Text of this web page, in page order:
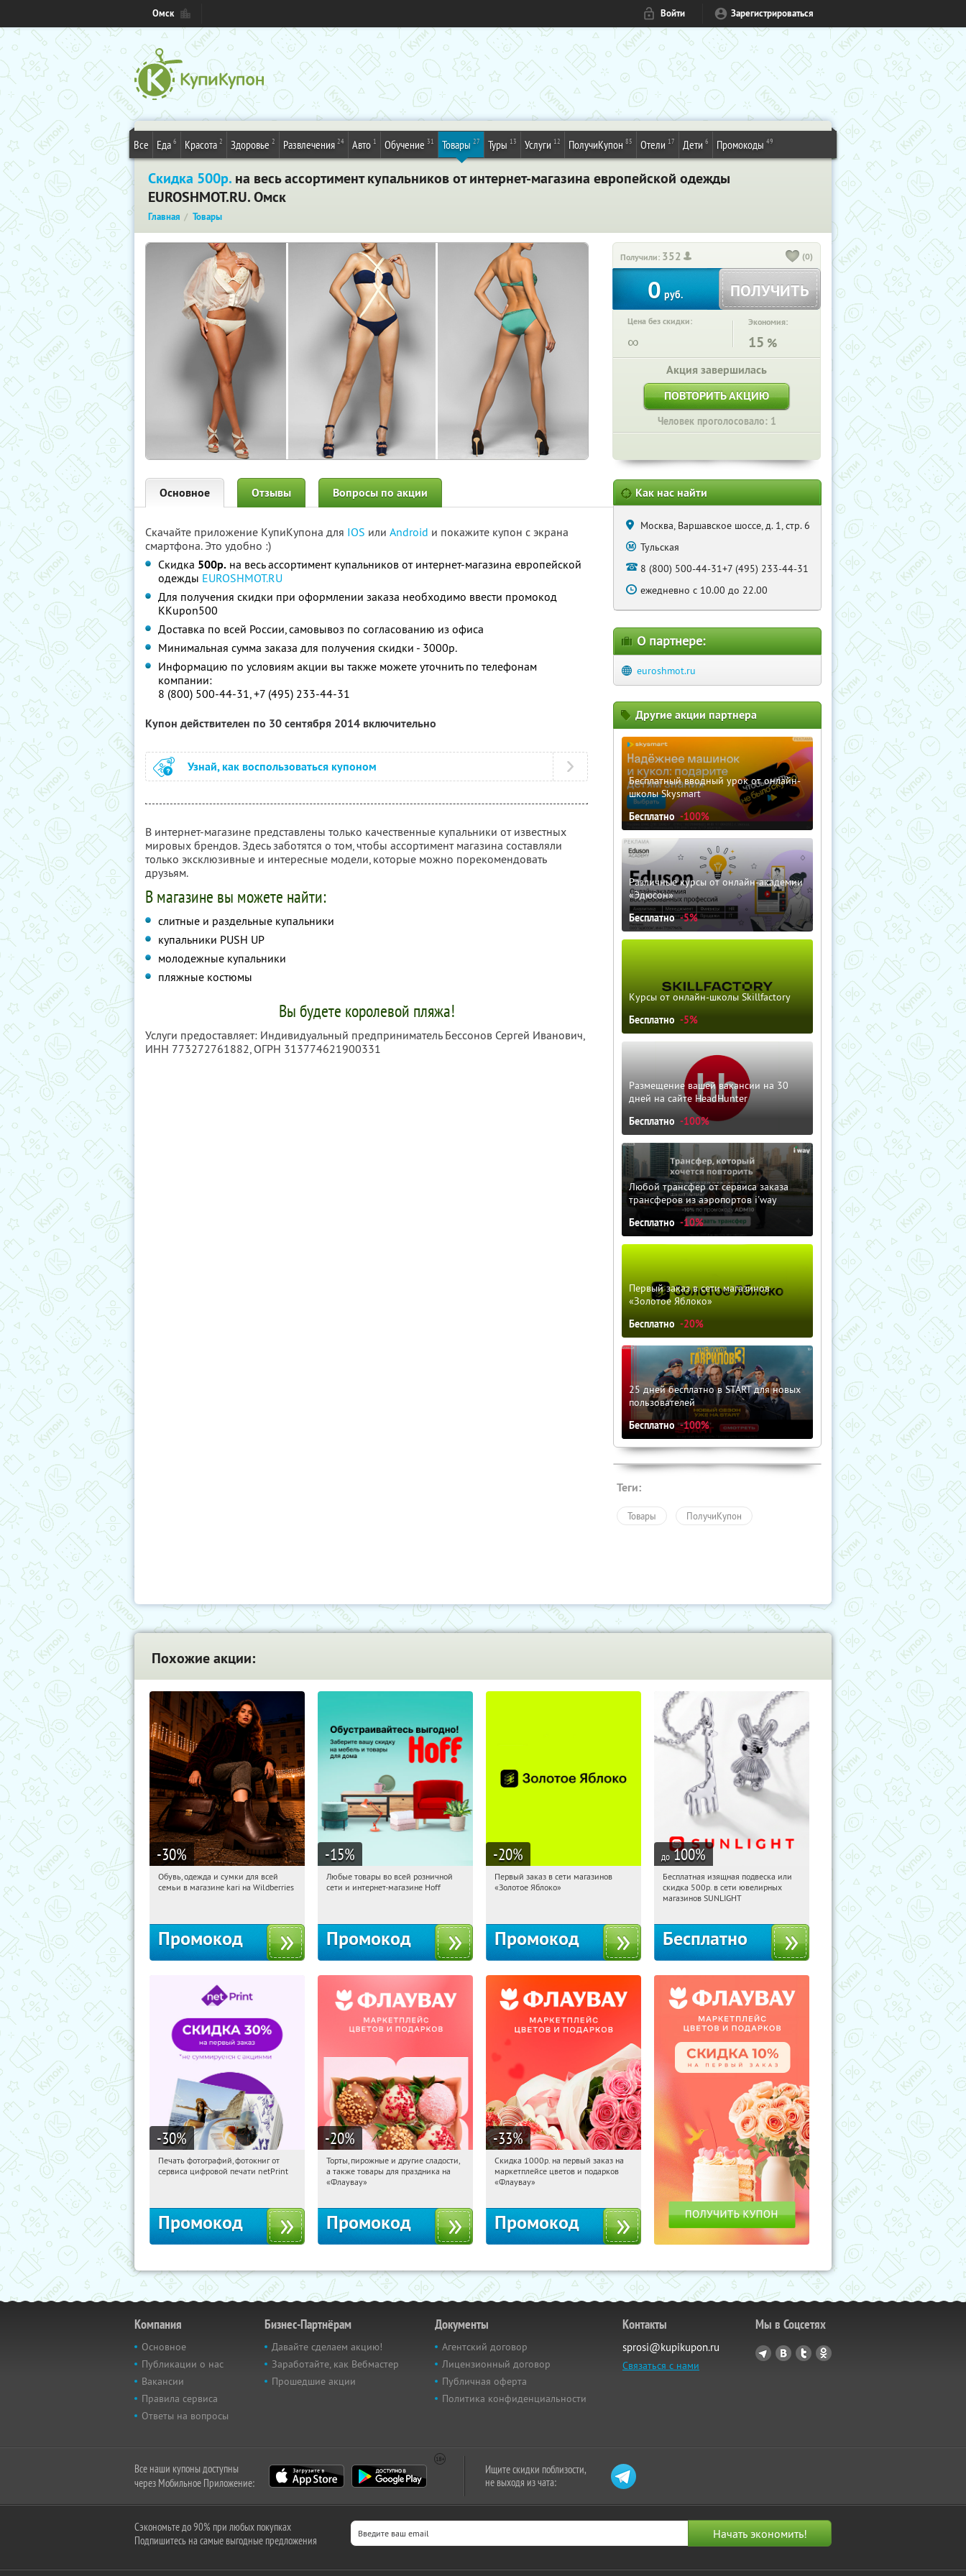
Омск Войти Зарегистрироваться
Все Еда 6 Красота 2 Здоровье 2 Развлечения 24 Авто 1 Обучение 31 Товары 27 Туры 13 Услуги 12 ПолучиКупон 85 Отели 17 Дети 6 Промокоды 49
Скидка 500р. на весь ассортимент купальников от интернет-магазина европейской одежды
EUROSHMOT.RU. Омск
Главная Товары
Получили: 352 (0)
0 руб. ПОЛУЧИТЬ
Цена без скидки:
∞
Экономия:
15 %
Акция завершилась
ПОВТОРИТЬ АКЦИЮ
Человек проголосовало: 1
Основное Отзывы Вопросы по акции
Скачайте приложение КупиКупона для IOS или Android и покажите купон с экрана
смартфона. Это удобно :)
Скидка 500р. на весь ассортимент купальников от интернет-магазина европейской
одежды EUROSHMOT.RU
Для получения скидки при оформлении заказа необходимо ввести промокод
KKupon500
Доставка по всей России, самовывоз по согласованию из офиса
Минимальная сумма заказа для получения скидки - 3000р.
Информацию по условиям акции вы также можете уточнить по телефонам
компании:
8 (800) 500-44-31, +7 (495) 233-44-31
Купон действителен по 30 сентября 2014 включительно
Узнай, как воспользоваться купоном
В интернет-магазине представлены только качественные купальники от известных
мировых брендов. Здесь заботятся о том, чтобы ассортимент магазина составляли
только эксклюзивные и интересные модели, которые можно порекомендовать
друзьям.
В магазине вы можете найти:
слитные и раздельные купальники
купальники PUSH UP
молодежные купальники
пляжные костюмы
Вы будете королевой пляжа!
Услуги предоставляет: Индивидуальный предприниматель Бессонов Сергей Иванович,
ИНН 773272761882, ОГРН 313774621900331
Как нас найти
Москва, Варшавское шоссе, д. 1, стр. 6
Тульская
8 (800) 500-44-31+7 (495) 233-44-31
ежедневно с 10.00 до 22.00
О партнере:
euroshmot.ru
Другие акции партнера
Бесплатный вводный урок от онлайн-
школы Skysmart
Бесплатно -100%
Различные курсы от онлайн-академии
«Эдюсон»
Бесплатно -5%
Курсы от онлайн-школы Skillfactory
Бесплатно -5%
Размещение вашей вакансии на 30
дней на сайте HeadHunter
Бесплатно -100%
Любой трансфер от сервиса заказа
трансферов из аэропортов i'way
Бесплатно -10%
Первый заказ в сети магазинов
«Золотое Яблоко»
Бесплатно -20%
25 дней бесплатно в START для новых
пользователей
Бесплатно -100%
Теги:
Товары ПолучиКупон
Похожие акции:
-30%
17:20:49 Получили:
Обувь, одежда и сумки для всей
семьи в магазине kari на Wildberries
Промокод
-15%
17:20:49 Получили:
Любые товары во всей розничной
сети и интернет-магазине Hoff
Промокод
-20%
17:20:49
Получи первым!
Первый заказ в сети магазинов
«Золотое Яблоко»
Промокод
до 100%
17:20:49 Получили:
Россия
Бесплатная изящная подвеска или
скидка 500р. в сети ювелирных
магазинов SUNLIGHT
Бесплатно
-30%
17:20:49 Получили:
Печать фотографий, фотокниг от
сервиса цифровой печати netPrint
Промокод
-20%
17:20:49 Получили:
Россия
Торты, пирожные и другие сладости,
а также товары для праздника на
«Флаувау»
Промокод
-33%
17:20:49 Получили:
Россия
Скидка 1000р. на первый заказ на
маркетплейсе цветов и подарков
«Флаувау»
Промокод
Компания
Основное
Публикации о нас
Вакансии
Правила сервиса
Ответы на вопросы
Бизнес-Партнёрам
Давайте сделаем акцию!
Заработайте, как Вебмастер
Прошедшие акции
Документы
Агентский договор
Лицензионный договор
Публичная оферта
Политика конфиденциальности
Контакты
sprosi@kupikupon.ru
Связаться с нами
Мы в Соцсетях
Все наши купоны доступны
через Мобильное Приложение:
Ищите скидки поблизости,
не выходя из чата:
Сэкономьте до 90% при любых покупках
Подпишитесь на самые выгодные предложения